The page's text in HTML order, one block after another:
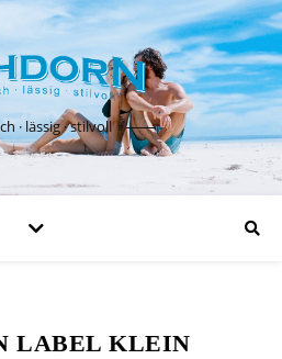
· lässig · stilvoll
LABEL KLEIN